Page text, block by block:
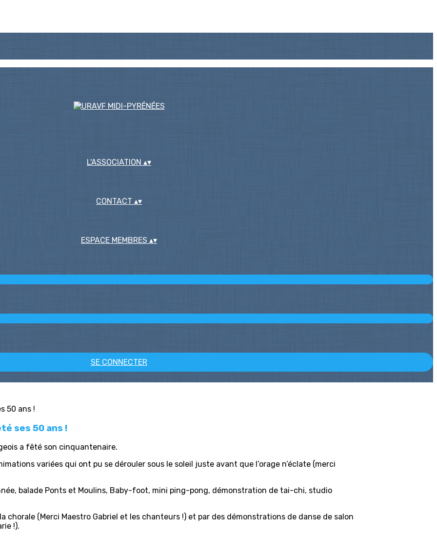
L'ASSOCIATION ▴▾
CONTACT ▴▾
ESPACE MEMBRES ▴▾
SE CONNECTER
ses 50 ans !
a fêté son cinquantenaire.
variées qui ont pu se dérouler sous le soleil juste avant que l’orage n’éclate (merci
balade Ponts et Moulins, Baby-foot, mini ping-pong, démonstration de tai-chi, studio
chorale (Merci Maestro Gabriel et les chanteurs !) et par des démonstrations de danse de salon
!).